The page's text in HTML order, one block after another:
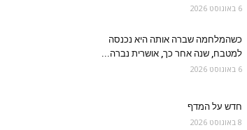
6 באוגוסט 2026
כשהמלחמה שברה אותה היא נכנסה
למטבח, שנה אחר כך, אושרית נברה...
6 באוגוסט 2026
חדש על המדף
8 באוגוסט 2026